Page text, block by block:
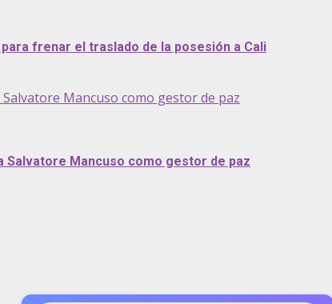
frenar el traslado de la posesión a Cali
Mancuso como gestor de paz
Salvatore Mancuso como gestor de paz